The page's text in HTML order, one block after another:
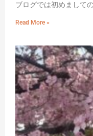
ブログでは初めまして
Read More »